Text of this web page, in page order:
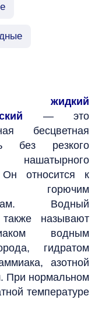
жидкий
— это
бесцветная
без резкого
нашатырного
Он относится к
горючим
Водный
называют
водным
гидратом
азотной
При нормальном
температуре